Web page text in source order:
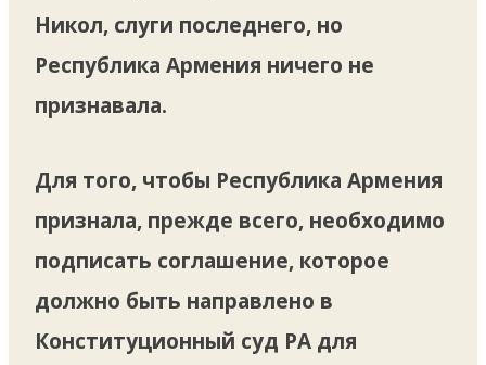
Никол, слуги последнего, но
Республика Армения ничего не
признавала.
Для того, чтобы Республика Армения
признала, прежде всего, необходимо
подписать соглашение, которое
должно быть направлено в
Конституционный суд РА для